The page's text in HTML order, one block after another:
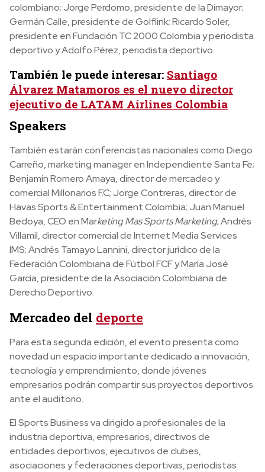
colombiano; Jorge Perdomo, presidente de la Dimayor;
Germán Calle, presidente de Golflink; Ricardo Soler,
presidente en Fundación TC 2000 Colombia y periodista
deportivo y Adolfo Pérez, periodista deportivo.
También le puede interesar: Santiago
Álvarez Matamoros es el nuevo director
ejecutivo de LATAM Airlines Colombia
Speakers
También estarán conferencistas nacionales como Diego
Carreño, marketing manager en Independiente Santa Fe;
Benjamín Romero Amaya, director de mercadeo y
comercial Millonarios F.C; Jorge Contreras, director de
Havas Sports & Entertainment Colombia; Juan Manuel
Bedoya, CEO en Marketing Mas Sports Marketing; Andrés
Villamil, director comercial de Internet Media Services
IMS; Andrés Tamayo Lannini, director jurídico de la
Federación Colombiana de Fútbol FCF y María José
García, presidente de la Asociación Colombiana de
Derecho Deportivo.
Mercadeo del deporte
Para esta segunda edición, el evento presenta como
novedad un espacio importante dedicado a innovación,
tecnología y emprendimiento, donde jóvenes
empresarios podrán compartir sus proyectos deportivos
ante el auditorio.
El Sports Business va dirigido a profesionales de la
industria deportiva, empresarios, directivos de
entidades deportivos, ejecutivos de clubes,
asociaciones y federaciones deportivas, periodistas